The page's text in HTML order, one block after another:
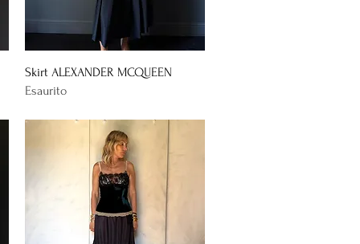
Vista rapida
Skirt ALEXANDER MCQUEEN
Esaurito